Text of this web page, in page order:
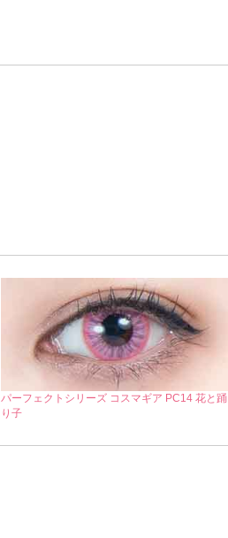
パーフェクトシリーズ コスマギア PC14 花と踊
り子